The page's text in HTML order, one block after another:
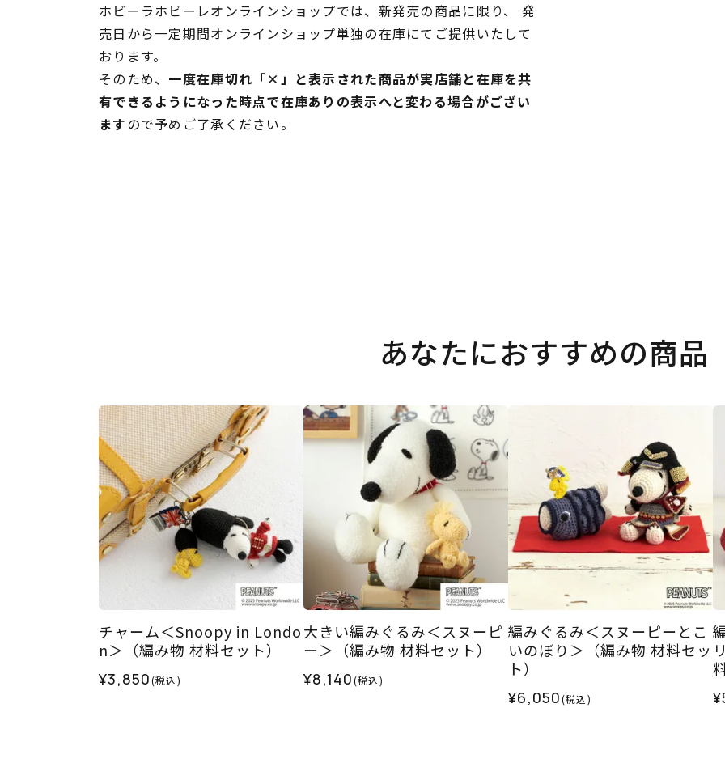
ホビーラホビーレオンラインショップでは、新発売の商品に限り、 発
売日から一定期間オンラインショップ単独の在庫にてご提供いたして
おります。
そのため、 一度在庫切れ「×」と表示された商品が実店舗と在庫を共
有できるようになった時点で在庫ありの表示へと変わる場合がござい
ますので予めご了承ください。
あなたにおすすめの商品
チャーム＜Snoopy in Londo
n＞（編み物 材料セット）
¥3,850(税込)
大きい編みぐるみ＜スヌーピ
ー＞（編み物 材料セット）
¥8,140(税込)
編みぐるみ＜スヌーピーとこ
いのぼり＞（編み物 材料セッ
ト）
¥6,050(税込)